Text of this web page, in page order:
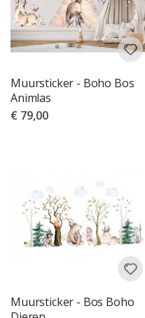
Muursticker - Boho Bos
Animlas
€ 79,00
Muursticker - Bos Boho